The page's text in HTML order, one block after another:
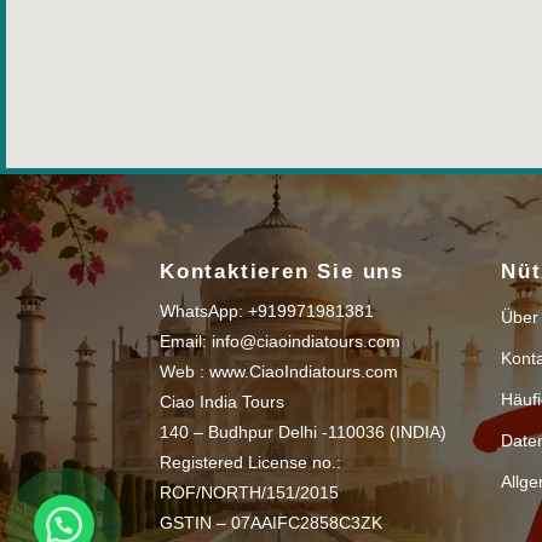
Kontaktieren Sie uns
WhatsApp: +919971981381
Email: info@ciaoindiatours.com
Web : www.CiaoIndiatours.com
Ciao India Tours
140 – Budhpur Delhi -110036 (INDIA)
Registered License no.:
ROF/NORTH/151/2015
GSTIN – 07AAIFC2858C3ZK